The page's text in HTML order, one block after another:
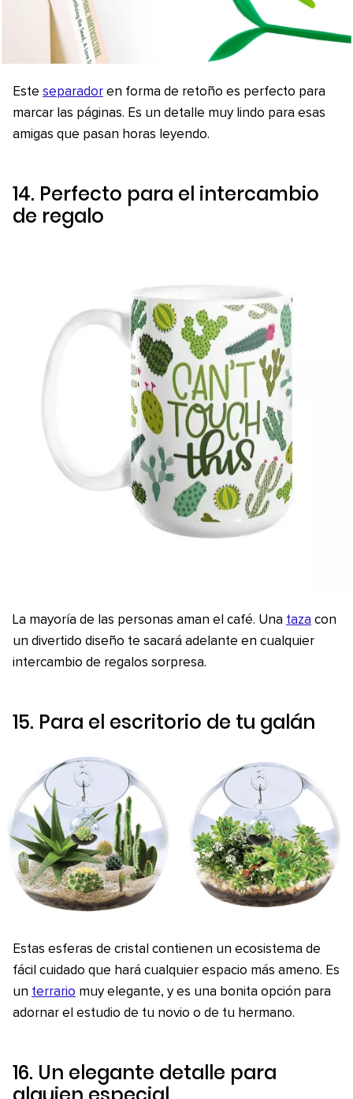
Este separador en forma de retoño es perfecto para
marcar las páginas. Es un detalle muy lindo para esas
amigas que pasan horas leyendo.
14. Perfecto para el intercambio
de regalo
La mayoría de las personas aman el café. Una taza con
un divertido diseño te sacará adelante en cualquier
intercambio de regalos sorpresa.
15. Para el escritorio de tu galán
Estas esferas de cristal contienen un ecosistema de
fácil cuidado que hará cualquier espacio más ameno. Es
un terrario muy elegante, y es una bonita opción para
adornar el estudio de tu novio o de tu hermano.
16. Un elegante detalle para